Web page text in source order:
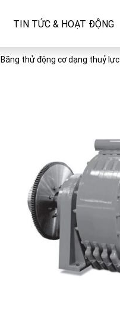
TIN TỨC & HOẠT ĐỘNG
Băng thử động cơ dạng thuỷ lực